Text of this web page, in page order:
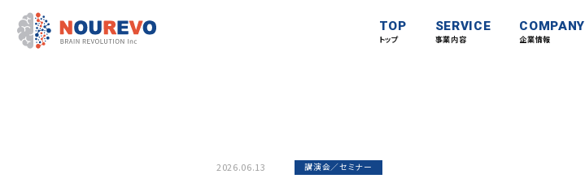
TOP
トップ
SERVICE
事業内容
COMPANY
企業情報
2026.06.13 講演会／セミナー